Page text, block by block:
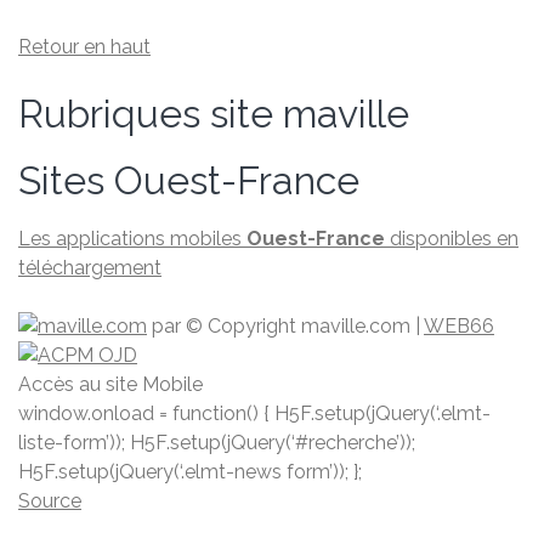
Retour en haut
Rubriques site maville
Sites Ouest-France
Les applications mobiles Ouest-France disponibles en
téléchargement
par © Copyright maville.­com WEB66
Accès au site Mobile
window.onload = function() { H5F.setup(jQuery(‘.elmt-
liste-form’)); H5F.setup(jQuery(‘#recherche’));
H5F.setup(jQuery(‘.elmt-news form’)); };
Source